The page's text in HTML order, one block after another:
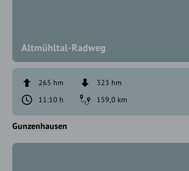
Altmühltal-Radweg
265 hm
323 hm
11:10 h
159,0 km
Gunzenhausen